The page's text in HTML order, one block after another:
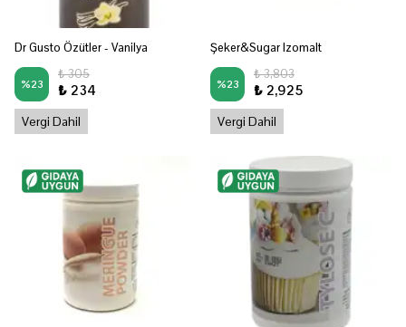
Dr Gusto Özütler - Vanilya
%23
₺ 305
₺ 234
Vergi Dahil
Şeker&Sugar Izomalt
%23
₺ 3,803
₺ 2,925
Vergi Dahil